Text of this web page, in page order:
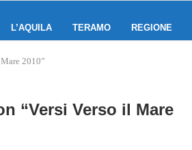
L’AQUILA TERAMO REGIONE
2010”
“Versi Verso il Mare